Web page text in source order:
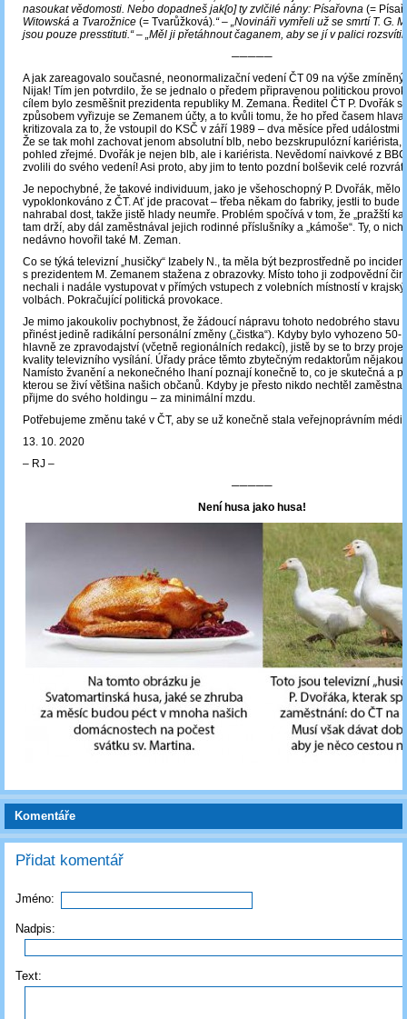
nasoukat vědomosti. Nebo dopadneš jak[o] ty zvlčilé nány: Písařovna (=
Witowská a Tvarožnice (= Tvarůžková).“ – „Novináři vymřeli už se smrtí T. G.
jsou pouze presstituti.“ – „Měl ji přetáhnout čaganem, aby se jí v palici
─────
A jak zareagovalo současné, neonormalizační vedení ČT 09 na výše
Nijak! Tím jen potvrdilo, že se jednalo o předem připravenou politickou
cílem bylo zesměšnit prezidenta republiky M. Zemana. Ředitel ČT P. Dvořák
způsobem vyřizuje se Zemanem účty, a to kvůli tomu, že ho před časem hlava
kritizovala za to, že vstoupil do KSČ v září 1989 – dva měsíce před událostmi
Že se tak mohl zachovat jenom absolutní blb, nebo bezskrupulózní kariérista,
pohled zřejmé. Dvořák je nejen blb, ale i kariérista. Nevědomí naivkové z
zvolili do svého vedení! Asi proto, aby jim to tento pozdní bolševik celé
Je nepochybné, že takové individuum, jako je všehoschopný P. Dvořák, mělo
vypoklonkováno z ČT. Ať jde pracovat – třeba někam do fabriky, jestli to bude
nahrabal dost, takže jistě hlady neumře. Problém spočívá v tom, že „pražští
tam drží, aby dál zaměstnával jejich rodinné příslušníky a „kámoše“. Ty, o
nedávno hovořil také M. Zeman.
Co se týká televizní „husičky“ Izabely N., ta měla být bezprostředně po
s prezidentem M. Zemanem stažena z obrazovky. Místo toho ji zodpovědní
nechali i nadále vystupovat v přímých vstupech z volebních místností v
volbách. Pokračující politická provokace.
Je mimo jakoukoliv pochybnost, že žádoucí nápravu tohoto nedobrého stavu
přinést jedině radikální personální změny („čistka“). Kdyby bylo vyhozeno 50-
hlavně ze zpravodajství (včetně regionálních redakcí), jistě by se to brzy
kvality televizního vysílání. Úřady práce těmto zbytečným redaktorům
Namísto žvanění a nekonečného lhaní poznají konečně to, co je skutečná a
kterou se živí většina našich občanů. Kdyby je přesto nikdo nechtěl
přijme do svého holdingu – za minimální mzdu.
Potřebujeme změnu také v ČT, aby se už konečně stala veřejnoprávním
13. 10. 2020
‒ RJ ‒
─────
Není husa jako husa!
Komentáře
Přidat komentář
Jméno:
Nadpis:
Text: